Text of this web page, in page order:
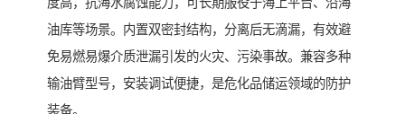
度高，抗海水腐蚀能力，可长期服役于海上平台、沿海
油库等场景。内置双密封结构，分离后无滴漏，有效避
免易燃易爆介质泄漏引发的火灾、污染事故。兼容多种
输油臂型号，安装调试便捷，是危化品储运领域的防护
装备。